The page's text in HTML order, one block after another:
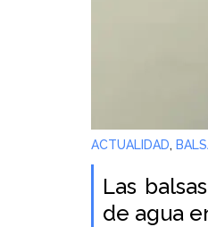
ACTUALIDAD,
Las
de agua